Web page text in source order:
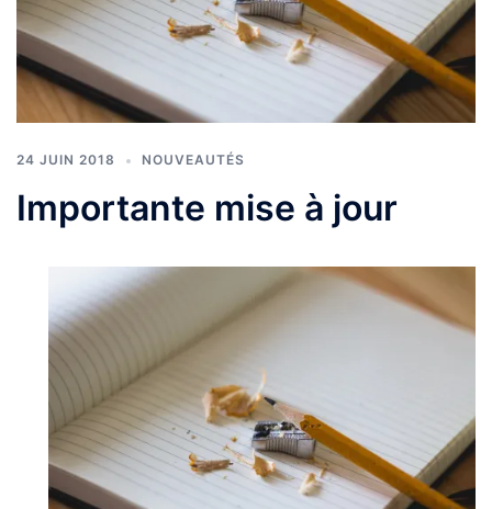
24 JUIN 2018 NOUVEAUTÉS
Importante mise à jour